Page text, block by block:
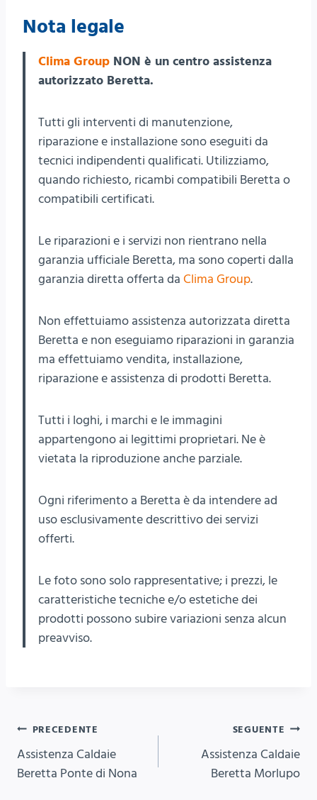
Nota legale
Clima Group NON è un centro assistenza
autorizzato Beretta.
Tutti gli interventi di manutenzione,
riparazione e installazione sono eseguiti da
tecnici indipendenti qualificati. Utilizziamo,
quando richiesto, ricambi compatibili Beretta o
compatibili certificati.
Le riparazioni e i servizi non rientrano nella
garanzia ufficiale Beretta, ma sono coperti dalla
garanzia diretta offerta da Clima Group.
Non effettuiamo assistenza autorizzata diretta
Beretta e non eseguiamo riparazioni in garanzia
ma effettuiamo vendita, installazione,
riparazione e assistenza di prodotti Beretta.
Tutti i loghi, i marchi e le immagini
appartengono ai legittimi proprietari. Ne è
vietata la riproduzione anche parziale.
Ogni riferimento a Beretta è da intendere ad
uso esclusivamente descrittivo dei servizi
offerti.
Le foto sono solo rappresentative; i prezzi, le
caratteristiche tecniche e/o estetiche dei
prodotti possono subire variazioni senza alcun
preavviso.
Navigazione
articoli
PRECEDENTE
Assistenza Caldaie
Beretta Ponte di Nona
SEGUENTE
Assistenza Caldaie
Beretta Morlupo